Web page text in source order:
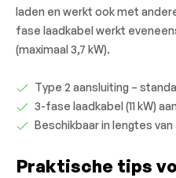
laden en werkt ook met
fase laadkabel werkt
(maximaal 3,7 kW).
Type 2 aansluiting –
3-fase laadkabel (11 kW)
Beschikbaar in lengtes
Praktische tips